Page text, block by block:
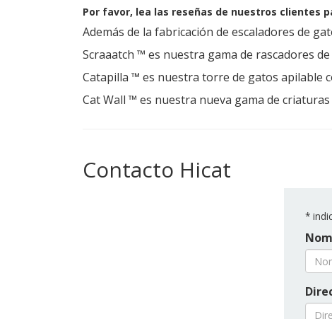
Por favor, lea las reseñas de nuestros clientes
Además de la fabricación de escaladores de
Scraaatch ™ es nuestra gama de rascadores
Catapilla ™ es nuestra torre de gatos apilable
Cat Wall ™ es nuestra nueva gama de
Contacto Hicat
*